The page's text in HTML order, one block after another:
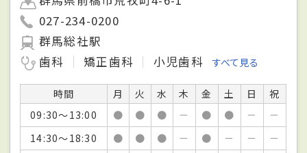
027-234-0200
群馬総社駅
歯科
矯正歯科 小児歯科 すべて見る
時間 月 火 水 木 金 土 日
祝
09:30～13:00
● ● ● － ● ● －
－
14:30～18:30
● ● ● － ● － －
－